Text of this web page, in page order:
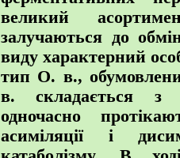
великий
залучаються до
виду характерний
тип О. в.,
в. складається з
одночасно
асиміляції і